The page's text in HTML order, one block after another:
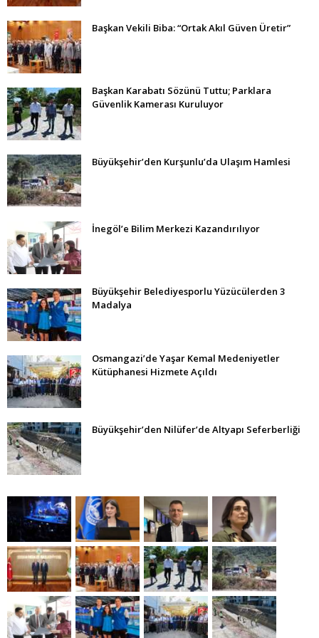
Başkan Vekili Biba: “Ortak Akıl Güven Üretir”
Başkan Karabatı Sözünü Tuttu; Parklara
Güvenlik Kamerası Kuruluyor
Büyükşehir’den Kurşunlu’da Ulaşım Hamlesi
İnegöl’e Bilim Merkezi Kazandırılıyor
Büyükşehir Belediyesporlu Yüzücülerden 3
Madalya
Osmangazi’de Yaşar Kemal Medeniyetler
Kütüphanesi Hizmete Açıldı
Büyükşehir’den Nilüfer’de Altyapı Seferberliği